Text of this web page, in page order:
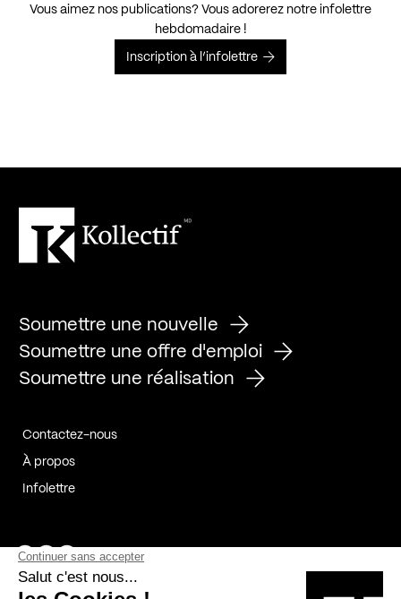
Vous aimez nos publications? Vous adorerez notre infolettre
hebdomadaire !
Inscription à l’infolettre
Soumettre une nouvelle
Soumettre une offre d'emploi
Soumettre une réalisation
Contactez-nous
À propos
Infolettre
Page Facebook de Kollectif
Page Instagram de Kollectif
Page Linkedin de Kollectif